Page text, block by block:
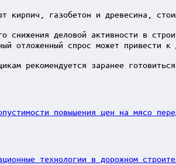
кирпич, газобетон и древесина,
снижения деловой активности в
отложенный спрос может
рекомендуется заранее
повышения цен на мясо
технологии в дорожном